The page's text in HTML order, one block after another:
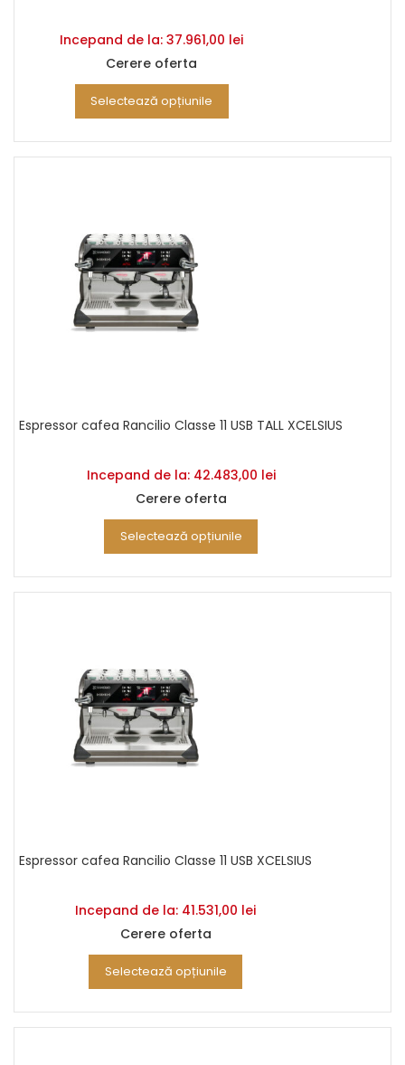
Incepand de la: 37.961,00 lei
Cerere oferta
Selectează opțiunile
Espressor cafea Rancilio Classe 11 USB TALL XCELSIUS
Incepand de la: 42.483,00 lei
Cerere oferta
Selectează opțiunile
Espressor cafea Rancilio Classe 11 USB XCELSIUS
Incepand de la: 41.531,00 lei
Cerere oferta
Selectează opțiunile